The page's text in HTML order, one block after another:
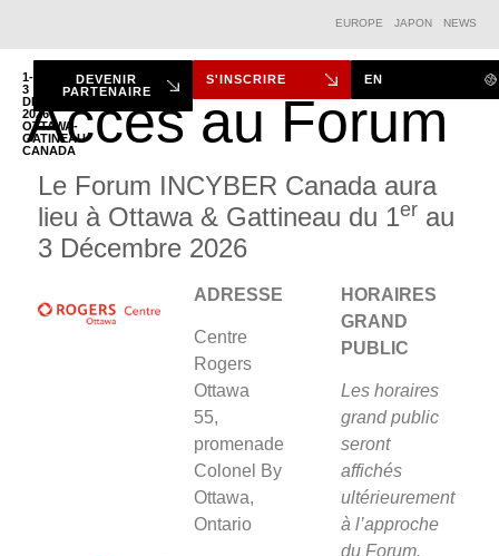
EUROPE JAPON NEWS
1-
3
DÉC.
2026
OTTAWA-
GATINEAU
CANADA
EN
S'INSCRIRE
DEVENIR
PARTENAIRE
Accès au Forum
Le Forum INCYBER Canada aura
lieu à Ottawa & Gattineau du 1er au
3 Décembre 2026
ADRESSE
Centre
Rogers
Ottawa
55,
promenade
Colonel By
Ottawa,
Ontario
HORAIRES
GRAND
PUBLIC
Les horaires
grand public
seront
affichés
ultérieurement
à l’approche
du Forum.